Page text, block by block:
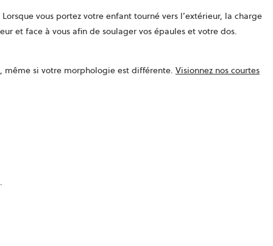
vous portez votre enfant tourné vers l’extérieur, la charge
et face à vous afin de soulager vos épaules et votre dos.
même si votre morphologie est différente. Visionnez nos courtes